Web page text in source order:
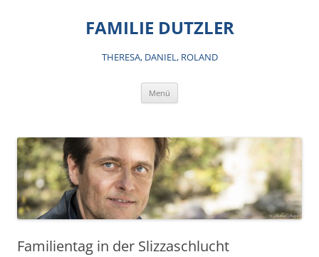
FAMILIE DUTZLER
THERESA, DANIEL, ROLAND
Menü
Familientag in der Slizzaschlucht